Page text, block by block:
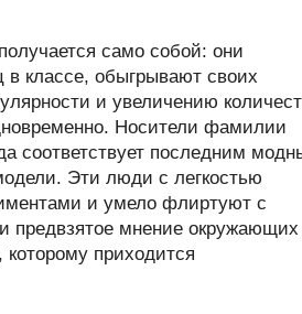
само собой: они
классе, обыгрывают своих
и увеличению
Носители фамилии
соответствует последним
Эти люди с легкостью
и умело флиртуют с
предвзятое мнение окружающих
приходится